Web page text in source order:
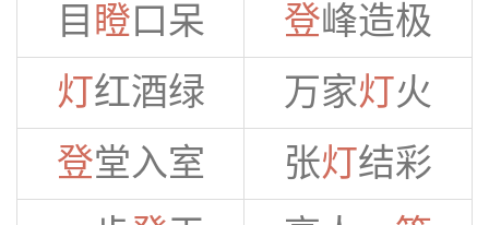
目 瞪 口呆 登峰造极
灯红酒绿 万家灯火
登堂入室 张灯结彩